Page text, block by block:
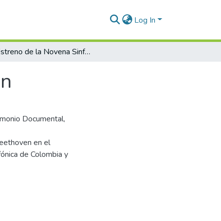
Log In
Estreno de la Novena Sinfonía de Beethoven
Documental,
en el
de Colombia y